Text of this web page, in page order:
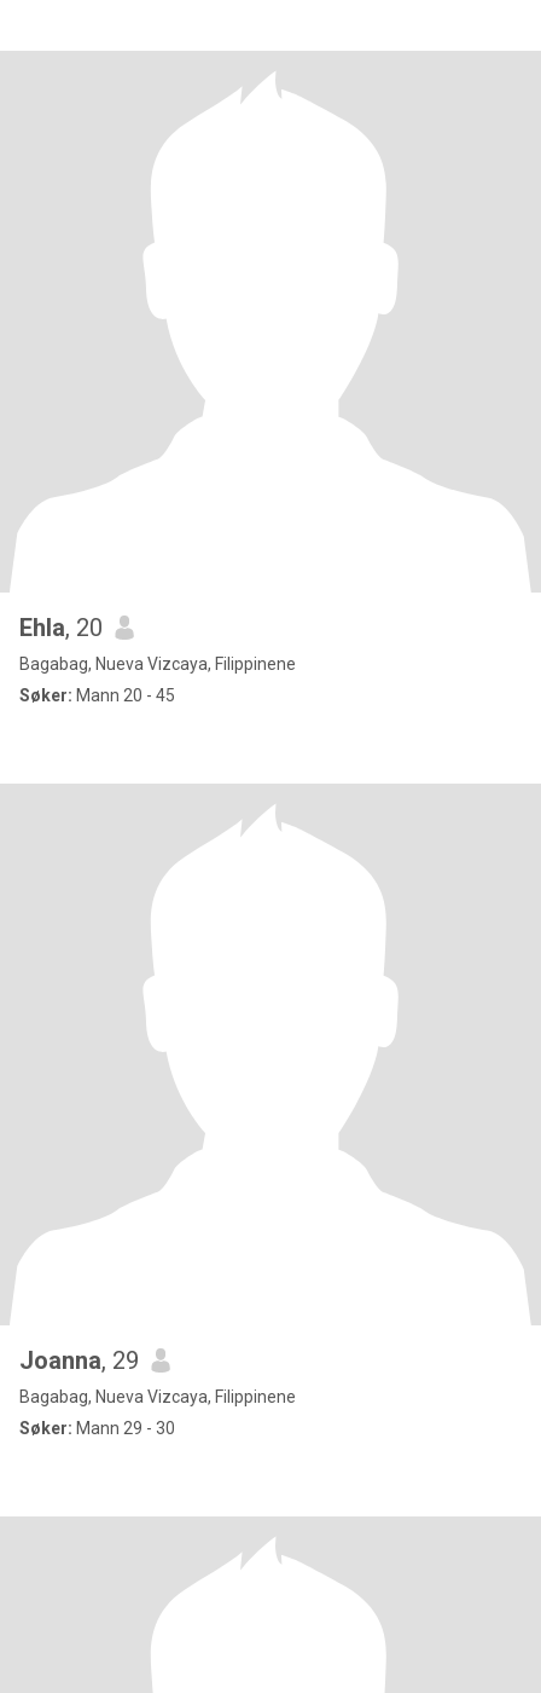
Ehla, 20
Bagabag, Nueva Vizcaya, Filippinene
Søker: Mann 20 - 45
Joanna, 29
Bagabag, Nueva Vizcaya, Filippinene
Søker: Mann 29 - 30